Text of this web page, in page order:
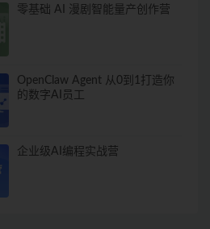
零基础 AI 漫剧智能量产创作营
OpenClaw Agent 从0到1打造你
的数字AI员工
企业级AI编程实战营